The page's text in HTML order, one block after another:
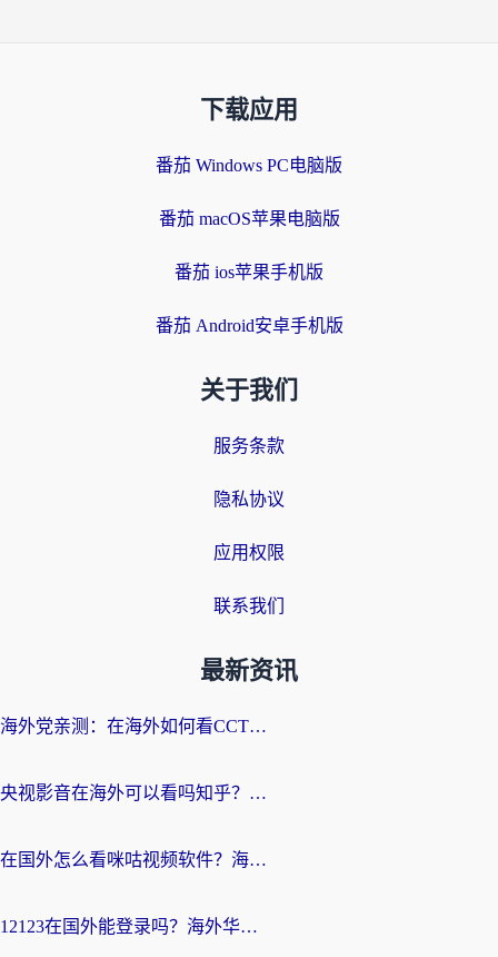
下载应用
番茄 Windows PC电脑版
番茄 macOS苹果电脑版
番茄 ios苹果手机版
番茄 Android安卓手机版
关于我们
服务条款
隐私协议
应用权限
联系我们
最新资讯
海外党亲测：在海外如何看CCTV？告别“仅限大陆播放”的实用指南
央视影音在海外可以看吗知乎？留学生亲测：3步解决地域限制+追剧自由
在国外怎么看咪咕视频软件？海外党亲测有效的回国加速方案
12123在国外能登录吗？海外华人必看的回国加速实用指南